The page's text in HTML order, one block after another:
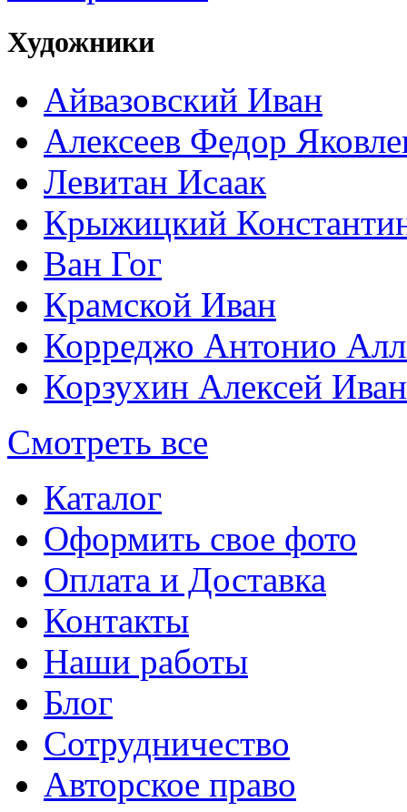
Художники
Айвазовский Иван
Алексеев Федор
Левитан Исаак
Крыжицкий
Ван Гог
Крамской Иван
Корреджо Антонио
Корзухин Алексей
Смотреть все
Каталог
Оформить свое фото
Оплата и Доставка
Контакты
Наши работы
Блог
Сотрудничество
Авторское право